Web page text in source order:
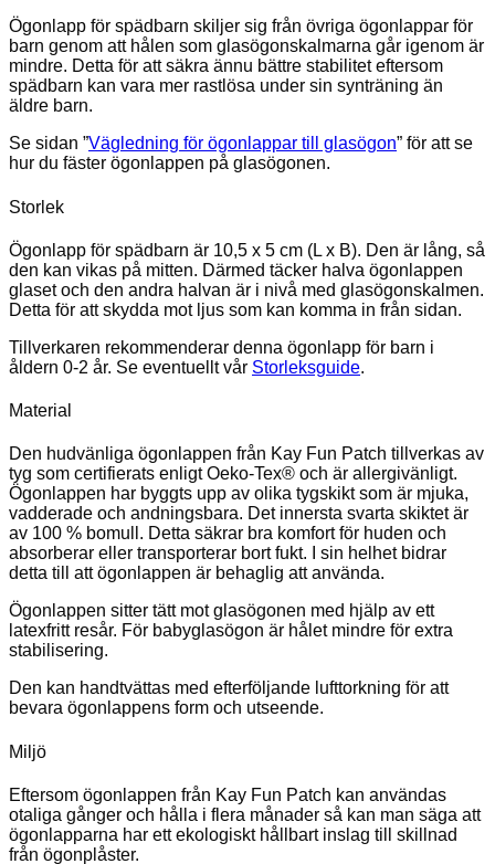
Ögonlapp för spädbarn skiljer sig från övriga ögonlappar för
barn genom att hålen som glasögonskalmarna går igenom är
mindre. Detta för att säkra ännu bättre stabilitet eftersom
spädbarn kan vara mer rastlösa under sin synträning än
äldre barn.
Se sidan ”Vägledning för ögonlappar till glasögon” för att se
hur du fäster ögonlappen på glasögonen.
Storlek
Ögonlapp för spädbarn är 10,5 x 5 cm (L x B). Den är lång, så
den kan vikas på mitten. Därmed täcker halva ögonlappen
glaset och den andra halvan är i nivå med glasögonskalmen.
Detta för att skydda mot ljus som kan komma in från sidan.
Tillverkaren rekommenderar denna ögonlapp för barn i
åldern 0-2 år. Se eventuellt vår Storleksguide.
Material
Den hudvänliga ögonlappen från Kay Fun Patch tillverkas av
tyg som certifierats enligt Oeko-Tex® och är allergivänligt.
Ögonlappen har byggts upp av olika tygskikt som är mjuka,
vadderade och andningsbara. Det innersta svarta skiktet är
av 100 % bomull. Detta säkrar bra komfort för huden och
absorberar eller transporterar bort fukt. I sin helhet bidrar
detta till att ögonlappen är behaglig att använda.
Ögonlappen sitter tätt mot glasögonen med hjälp av ett
latexfritt resår. För babyglasögon är hålet mindre för extra
stabilisering.
Den kan handtvättas med efterföljande lufttorkning för att
bevara ögonlappens form och utseende.
Miljö
Eftersom ögonlappen från Kay Fun Patch kan användas
otaliga gånger och hålla i flera månader så kan man säga att
ögonlapparna har ett ekologiskt hållbart inslag till skillnad
från ögonplåster.